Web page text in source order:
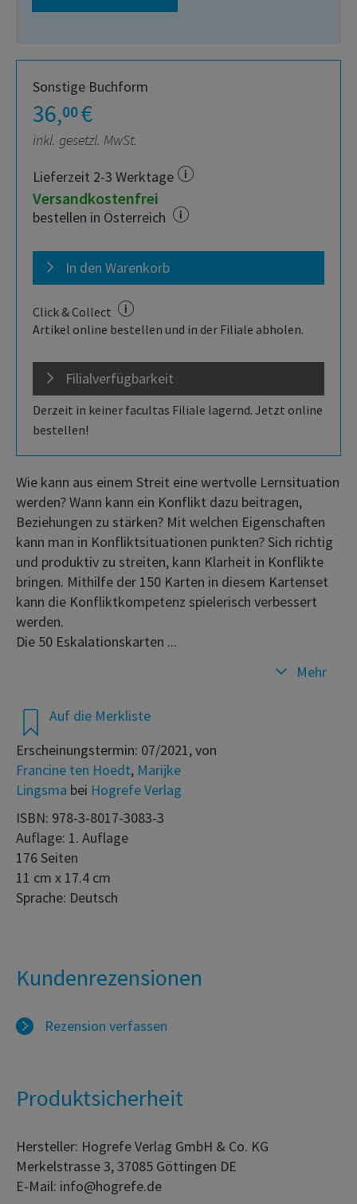
Sonstige Buchform
36,00€
inkl. gesetzl. MwSt.
Lieferzeit 2-3 Werktage
Versandkostenfrei
bestellen in Österreich
In den Warenkorb
Click & Collect
Artikel online bestellen und in der Filiale abholen.
Filialverfügbarkeit
Derzeit in keiner facultas Filiale lagernd. Jetzt online
bestellen!
Auf die Merkliste
Erscheinungstermin: 07/2021, von
Francine ten Hoedt, Marijke
Lingsma bei Hogrefe Verlag
ISBN: 978-3-8017-3083-3
Auflage: 1. Auflage
176 Seiten
11 cm x 17.4 cm
Sprache: Deutsch
Wie kann aus einem Streit eine wertvolle Lernsituation
werden? Wann kann ein Konflikt dazu beitragen,
Beziehungen zu stärken? Mit welchen Eigenschaften
kann man in Konfliktsituationen punkten? Sich richtig
und produktiv zu streiten, kann Klarheit in Konflikte
bringen. Mithilfe der 150 Karten in diesem Kartenset
kann die Konfliktkompetenz spielerisch verbessert
werden.
Die 50 Eskalationskarten ...
Mehr
Kundenrezensionen
Rezension verfassen
Produktsicherheit
Hersteller: Hogrefe Verlag GmbH & Co. KG
Merkelstrasse 3, 37085 Göttingen DE
E-Mail: info@hogrefe.de